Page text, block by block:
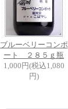
ブルーベリーコンポ
ート ２８５ｇ瓶
1,000円(税込1,080
円)